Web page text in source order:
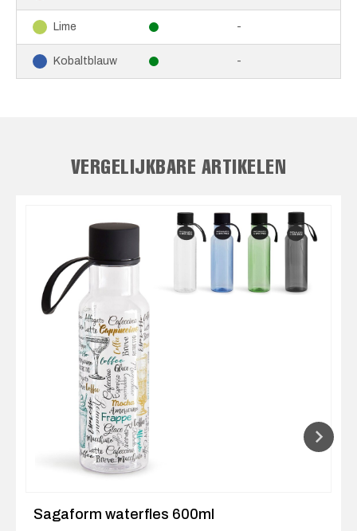
Lime -
Kobaltblauw -
VERGELIJKBARE ARTIKELEN
Sagaform waterfles 600ml